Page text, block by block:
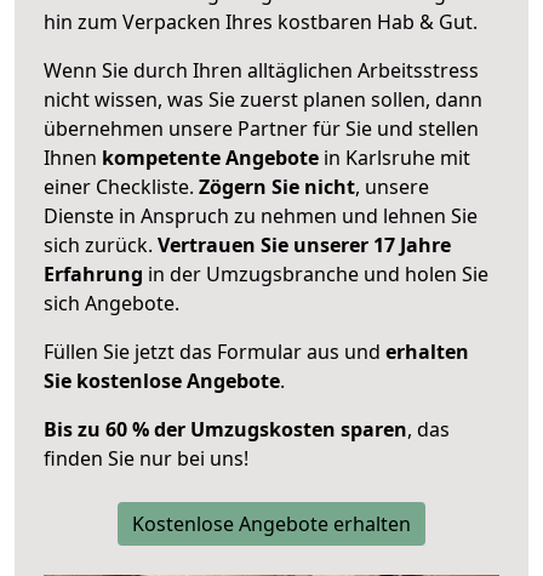
hin zum Verpacken Ihres kostbaren Hab & Gut.
Wenn Sie durch Ihren alltäglichen Arbeitsstress
nicht wissen, was Sie zuerst planen sollen, dann
übernehmen unsere Partner für Sie und stellen
Ihnen kompetente Angebote in Karlsruhe mit
einer Checkliste. Zögern Sie nicht, unsere
Dienste in Anspruch zu nehmen und lehnen Sie
sich zurück. Vertrauen Sie unserer 17 Jahre
Erfahrung in der Umzugsbranche und holen Sie
sich Angebote.
Füllen Sie jetzt das Formular aus und erhalten
Sie kostenlose Angebote.
Bis zu 60 % der Umzugskosten sparen, das
finden Sie nur bei uns!
Kostenlose Angebote erhalten